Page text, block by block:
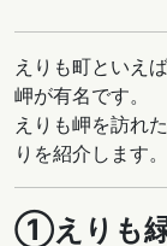
えりも町といえ
岬が有名です。
えりも岬を訪れ
りを紹介します。
①えりも